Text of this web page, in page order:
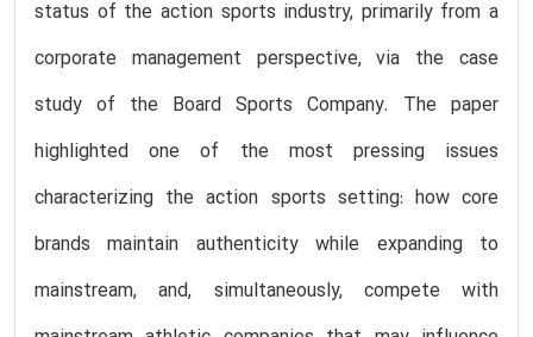
status of the action sports industry, primarily from a
corporate management perspective, via the case
study of the Board Sports Company. The paper
highlighted one of the most pressing issues
characterizing the action sports setting: how core
brands maintain authenticity while expanding to
mainstream, and, simultaneously, compete with